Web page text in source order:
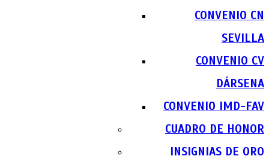
CONVENIO CN
SEVILLA
CONVENIO CV
DÁRSENA
CONVENIO IMD-FAV
CUADRO DE HONOR
INSIGNIAS DE ORO